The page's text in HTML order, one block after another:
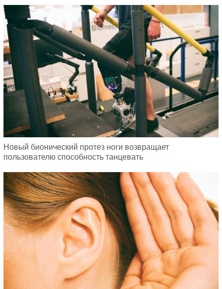
Новый бионический протез ноги возвращает
пользователю способность танцевать